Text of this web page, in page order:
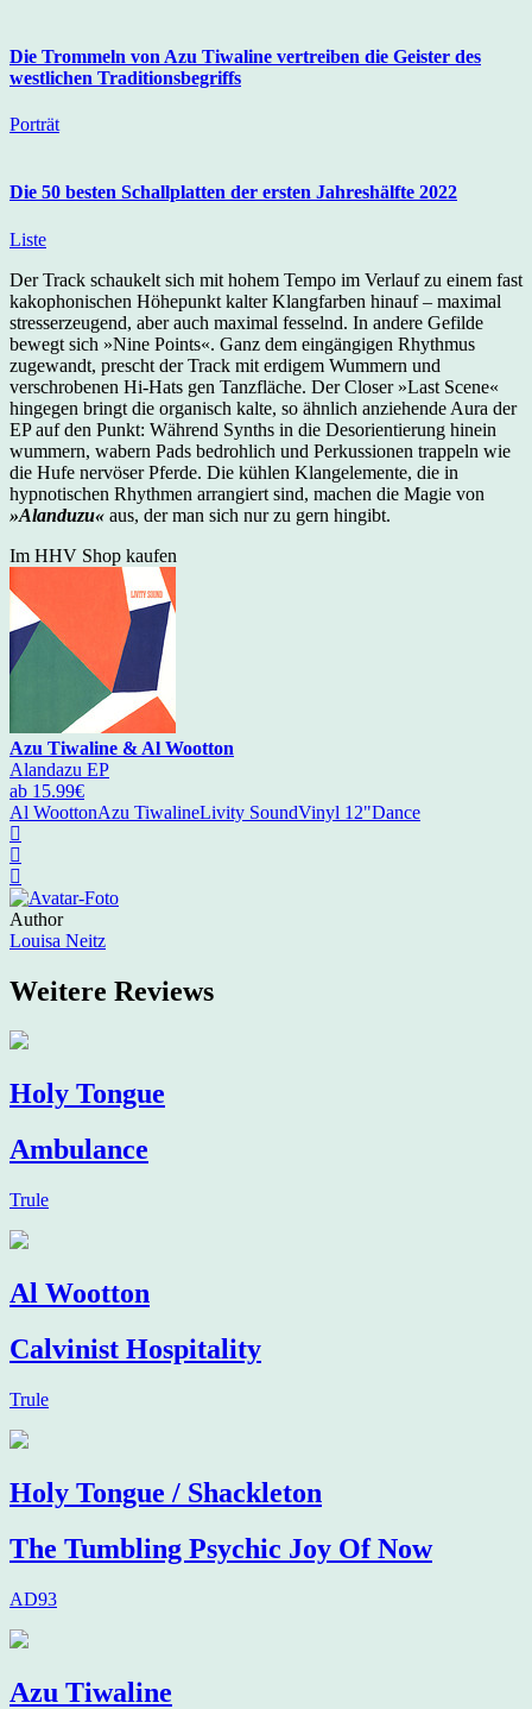
Die Trommeln von Azu Tiwaline vertreiben die Geister des
westlichen Traditionsbegriffs
Porträt
Die 50 besten Schallplatten der ersten Jahreshälfte 2022
Liste
Der Track schaukelt sich mit hohem Tempo im Verlauf zu einem fast
kakophonischen Höhepunkt kalter Klangfarben hinauf – maximal
stresserzeugend, aber auch maximal fesselnd. In andere Gefilde
bewegt sich »Nine Points«. Ganz dem eingängigen Rhythmus
zugewandt, prescht der Track mit erdigem Wummern und
verschrobenen Hi-Hats gen Tanzfläche. Der Closer »Last Scene«
hingegen bringt die organisch kalte, so ähnlich anziehende Aura der
EP auf den Punkt: Während Synths in die Desorientierung hinein
wummern, wabern Pads bedrohlich und Perkussionen trappeln wie
die Hufe nervöser Pferde. Die kühlen Klangelemente, die in
hypnotischen Rhythmen arrangiert sind, machen die Magie von
»Alanduzu« aus, der man sich nur zu gern hingibt.
Im HHV Shop kaufen
Azu Tiwaline & Al Wootton
Alandazu EP
ab 15.99€
Al WoottonAzu TiwalineLivity SoundVinyl 12"Dance
Author
Louisa Neitz
Weitere Reviews
Holy Tongue
Ambulance
Trule
Al Wootton
Calvinist Hospitality
Trule
Holy Tongue / Shackleton
The Tumbling Psychic Joy Of Now
AD93
Azu Tiwaline